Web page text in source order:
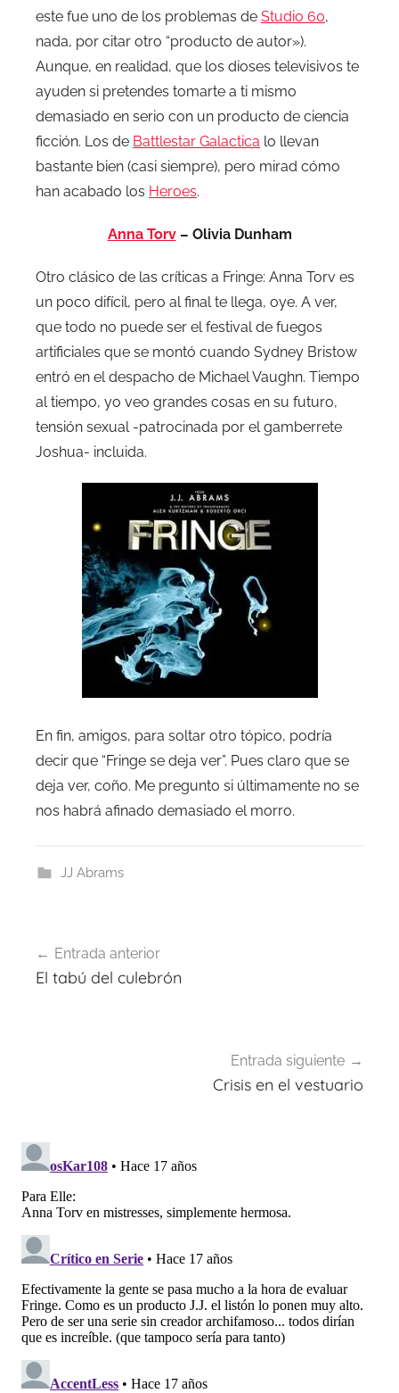
este fue uno de los problemas de Studio 60,
nada, por citar otro “producto de autor»).
Aunque, en realidad, que los dioses televisivos te
ayuden si pretendes tomarte a ti mismo
demasiado en serio con un producto de ciencia
ficción. Los de Battlestar Galactica lo llevan
bastante bien (casi siempre), pero mirad cómo
han acabado los Heroes.
Anna Torv– Olivia Dunham
Otro clásico de las críticas a Fringe: Anna Torv es
un poco difícil, pero al final te llega, oye. A ver,
que todo no puede ser el festival de fuegos
artificiales que se montó cuando Sydney Bristow
entró en el despacho de Michael Vaughn. Tiempo
al tiempo, yo veo grandes cosas en su futuro,
tensión sexual -patrocinada por el gamberrete
Joshua- incluida.
En fin, amigos, para soltar otro tópico, podría
decir que “Fringe se deja ver”. Pues claro que se
deja ver, coño. Me pregunto si últimamente no se
nos habrá afinado demasiado el morro.
JJ Abrams
de
Entrada anterior
El tabú del culebrón
Entrada siguiente
Crisis en el vestuario